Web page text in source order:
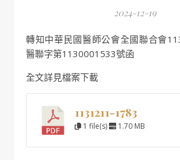
2024-12-19
轉知中華民國醫師公會全國聯合會113年12月10日全
醫聯字第1130001533號函
全文詳見檔案下載
1131211-1783
1 file(s) 1.70 MB